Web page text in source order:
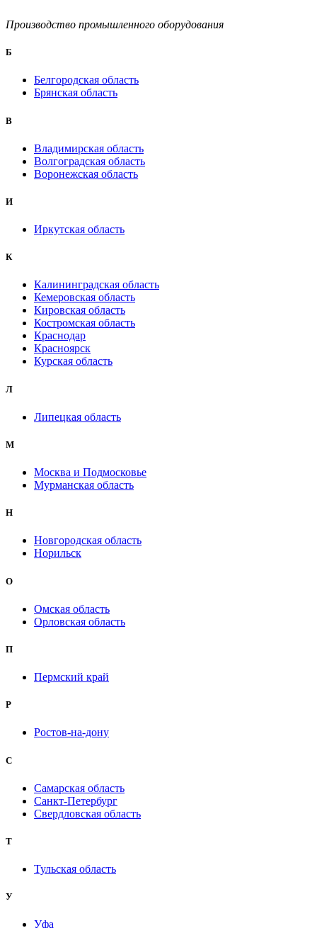
Производство промышленного оборудования
Б
Белгородская область
Брянская область
B
Владимирская область
Волгоградская область
Воронежская область
И
Иркутская область
К
Калининградская область
Кемеровская область
Кировская область
Костромская область
Краснодар
Красноярск
Курская область
Л
Липецкая область
М
Москва и Подмосковье
Мурманская область
Н
Новгородская область
Норильск
О
Омская область
Орловская область
П
Пермский край
Р
Ростов-на-дону
С
Самарская область
Санкт-Петербург
Свердловская область
Т
Тульская область
У
Уфа